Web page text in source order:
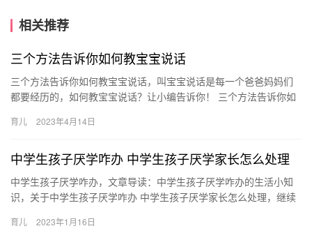
相关推荐
三个方法告诉你如何教宝宝说话
三个方法告诉你如何教宝宝说话，叫宝宝说话是每一个爸爸妈妈们
都要经历的，如何教宝宝说话？让小编告诉你！ 三个方法告诉你如
个…
育儿 2023年4月14日
中学生孩子厌学咋办 中学生孩子厌学家长怎么处理
中学生孩子厌学咋办，文章导读：中学生孩子厌学咋办的生活小知
识，关于中学生孩子厌学咋办 中学生孩子厌学家长怎么处理，继续
学…
育儿 2023年1月16日